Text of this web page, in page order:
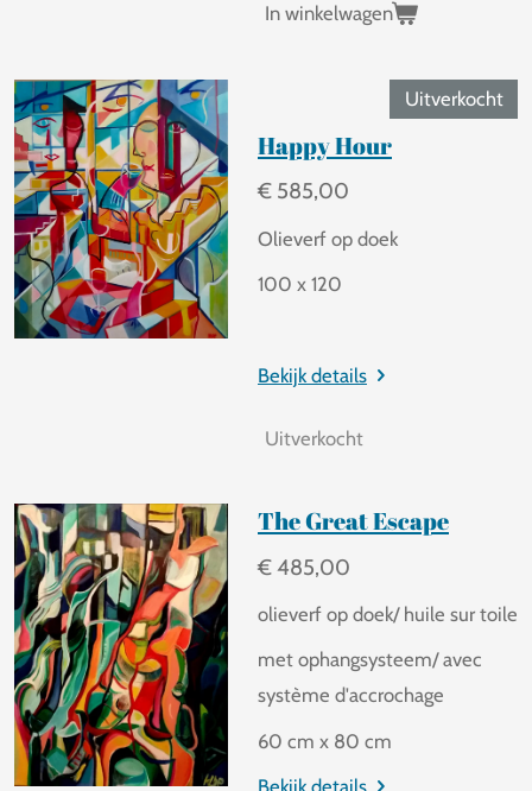
In winkelwagen
Uitverkocht
Happy Hour
€ 585,00
Olieverf op doek
100 x 120
Bekijk details
Uitverkocht
The Great Escape
€ 485,00
olieverf op doek/ huile sur toile
met ophangsysteem/ avec
système d'accrochage
60 cm x 80 cm
Bekijk details